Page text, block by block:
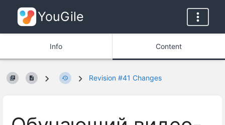
YouGile
Info Content
Revision #41 Changes